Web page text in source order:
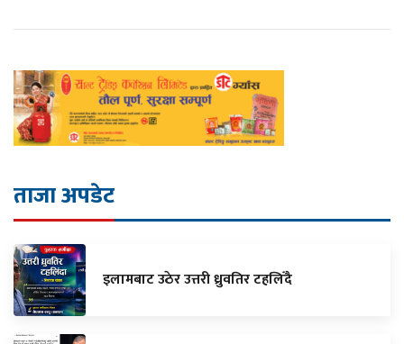
ताजा अपडेट
इलामबाट उठेर उत्तरी ध्रुवतिर टहलिँदै